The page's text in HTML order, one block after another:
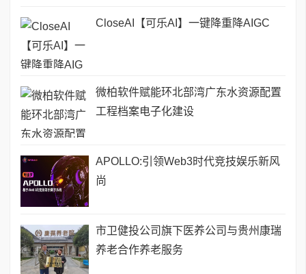
CloseAI【可乐AI】一键降重降AIGC
微柏软件赋能环北部湾广东水资源配置
工程档案电子化建设
APOLLO:引领Web3时代竞技娱乐新风
尚
市卫健投公司旗下医养公司与贵州康瑞
养老合作养老服务